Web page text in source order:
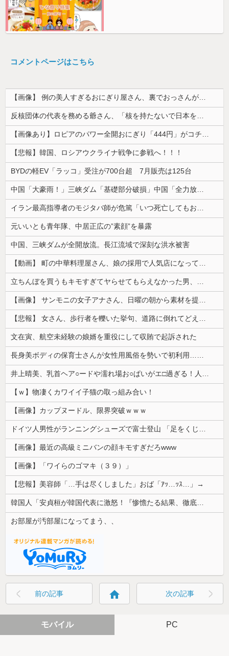
コメントページはこちら
【画像】 例の美人すぎるおにぎり屋さん、裏でおっさんが握っていたｗｗｗｗｗｗｗｗｗｗｗｗｗｗｗｗｗ
反核団体の代表を務める爺さん、「核を持たないで日本を守れますか」と中学生に詰問された結果……
【画像あり】ロピアのパワー全開おにぎり「444円」がコチラｗｗｗｗｗ
【悲報】韓国、ロシアウクライナ戦争に参戦へ！！！
BYDの軽EV「ラッコ」受注が700台超 7月販売は125台
中国「大豪雨！」三峡ダム「基礎部分破損」中国「全力放流！」台風13号「中国上陸予測」台風15号「中国接近（画像」中国「台風同時上陸！（穀物生産が...
イラン最高指導者のモジタバ師が危篤「いつ死亡してもおかしくない」…イラン大統領「意思疎通はかなり難しい」！
元いいとも青年隊、中居正広の”素顔”を暴露
中国、三峡ダムが全開放流。長江流域で深刻な洪水被害
【動画】 町の中華料理屋さん、娘の採用で人気店になってしまう
立ちんぼを買うもキモすぎてヤらせてもらえなかった男、代わりの足コキでまさかの大量身寸米青ｗｗｗ
【画像】 サンモニの女子アナさん、日曜の朝から素材を提供してしまう
【悲報】 女さん、歩行者を轢いた挙句、道路に倒れてどえらいことになってしまうw w w w w w w
文在寅、航空未経験の娘婿を重役にして収賄で起訴された
長身美ボディの保育士さんが女性用風俗を勢いで初利用…子供に絶対見せられないメスの顔でイキまくり。
井上晴美、乳首ヘア○ードや濡れ場お○ぱいがエ□過ぎる！人生最後のラスト写真集、最高！！
【ｗ】物凄くカワイイ子猫の取っ組み合い！
【画像】カップヌードル、限界突破ｗｗｗ
ドイツ人男性がランニングシューズで富士登山 「足をくじいて動けない」
【画像】最近の高級ミニバンの顔キモすぎだろwww
【画像】「ワイらのゴマキ（３９）」
【悲報】美容師「…手は尽くしました」おば「ｱｯ…ｯｽ…」→
韓国人「安貞桓が韓国代表に激怒！『惨憺たる結果、徹底的な刷新が必要だ』と監督や協会を痛烈批判」
お部屋が汚部屋になってまう、、
前の記事 home 次の記事
モバイル PC